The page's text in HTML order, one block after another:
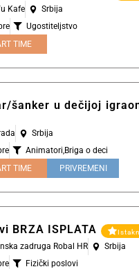
Kafe
Srbija
Ugostiteljstvo
TIME
šanker u dečijoj
Srbija
Animatori,Briga o deci
TIME PRIVREMENI
BRZA ISPLATA
zadruga Robal HR
Srbija
Fizički poslovi